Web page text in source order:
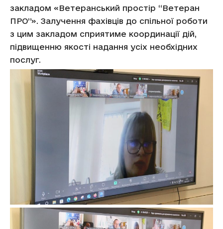
закладом «Ветеранський простір “Ветеран
ПРО”». Залучення фахівців до спільної роботи
з цим закладом сприятиме координації дій,
підвищенню якості надання усіх необхідних
послуг.